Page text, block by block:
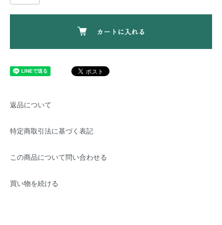
カートに入れる
返品について
特定商取引法に基づく表記
この商品について問い合わせる
買い物を続ける